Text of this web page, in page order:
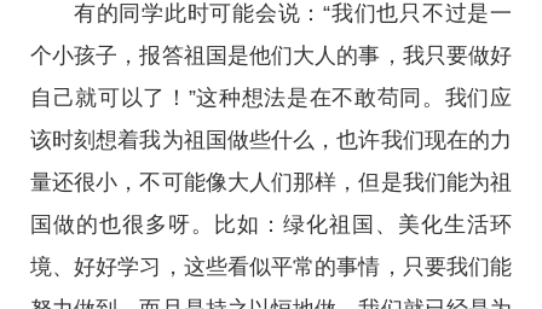
有的同学此时可能会说：“我们也只不过是一
个小孩子，报答祖国是他们大人的事，我只要做好
自己就可以了！”这种想法是在不敢苟同。我们应
该时刻想着我为祖国做些什么，也许我们现在的力
量还很小，不可能像大人们那样，但是我们能为祖
国做的也很多呀。比如：绿化祖国、美化生活环
境、好好学习，这些看似平常的事情，只要我们能